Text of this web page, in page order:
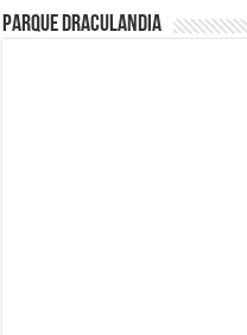
Parque Draculandia